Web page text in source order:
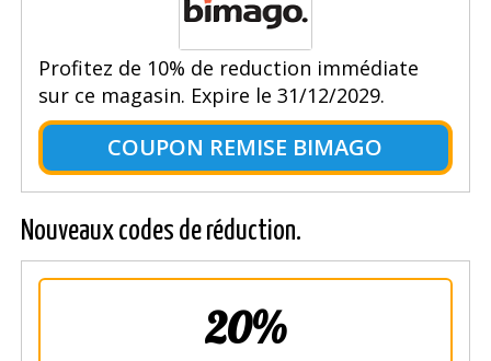
Profitez de 10% de reduction immédiate
sur ce magasin. Expire le 31/12/2029.
COUPON REMISE BIMAGO
Nouveaux codes de réduction.
20%